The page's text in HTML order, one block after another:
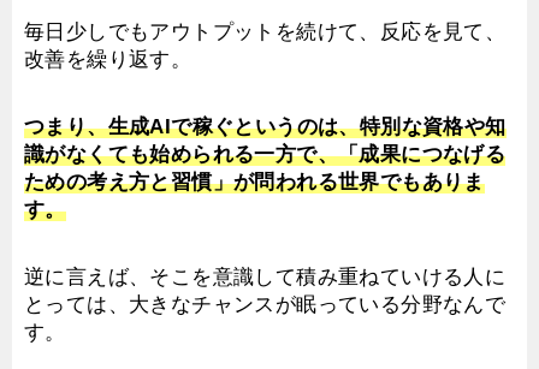
毎日少しでもアウトプットを続けて、反応を見て、
改善を繰り返す。
つまり、生成AIで稼ぐというのは、特別な資格や知
識がなくても始められる一方で、「成果につなげる
ための考え方と習慣」が問われる世界でもありま
す。
逆に言えば、そこを意識して積み重ねていける人に
とっては、大きなチャンスが眠っている分野なんで
す。